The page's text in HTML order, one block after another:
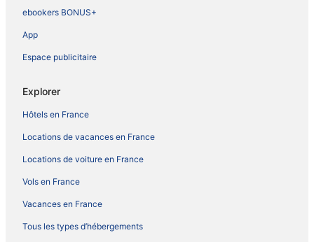
ebookers BONUS+
App
Espace publicitaire
Explorer
Hôtels en France
Locations de vacances en France
Locations de voiture en France
Vols en France
Vacances en France
Tous les types d’hébergements